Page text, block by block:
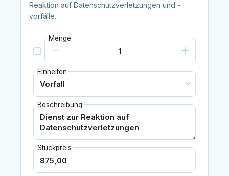
Reaktion auf Datenschutzverletzungen und -
vorfälle.
Menge
Einheiten
Beschreibung
Stückpreis